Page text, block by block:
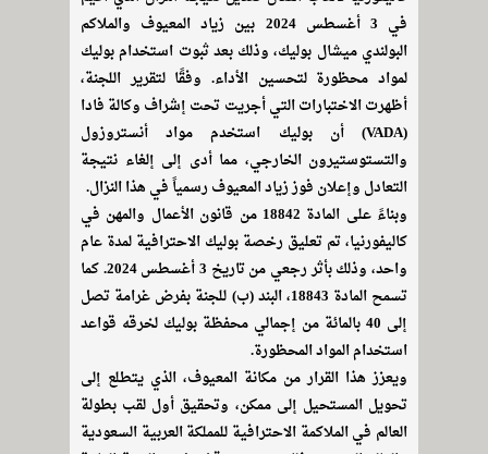
في 3 أغسطس 2024 بين زياد المعيوف والملاكم
البولندي ميشال بوليك، وذلك بعد ثبوت استخدام بوليك
لمواد محظورة لتحسين الأداء. وفقًا لتقرير اللجنة،
أظهرت الاختبارات التي أجريت تحت إشراف وكالة فادا
(VADA) أن بوليك استخدم مواد أنستروزول
والتستوستيرون الخارجي، مما أدى إلى إلغاء نتيجة
التعادل وإعلان فوز زياد المعيوف رسمياً في هذا النزال.
وبناءً على المادة 18842 من قانون الأعمال والمهن في
كاليفورنيا، تم تعليق رخصة بوليك الاحترافية لمدة عام
واحد، وذلك بأثر رجعي من تاريخ 3 أغسطس 2024. كما
تسمح المادة 18843، البند (ب) للجنة بفرض غرامة تصل
إلى 40 بالمائة من إجمالي محفظة بوليك لخرقه قواعد
استخدام المواد المحظورة.
ويعزز هذا القرار من مكانة المعيوف، الذي يتطلع إلى
تحويل المستحيل إلى ممكن، وتحقيق أول لقب بطولة
العالم في الملاكمة الاحترافية للمملكة العربية السعودية